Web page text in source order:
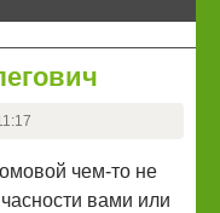
чем-то не
вами или